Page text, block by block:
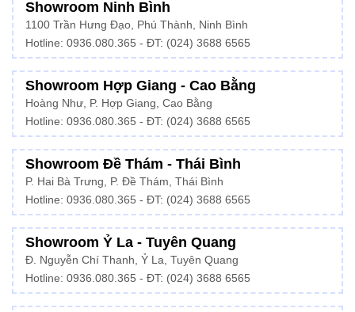
Showroom Ninh Bình
1100 Trần Hưng Đạo, Phú Thành, Ninh Bình
Hotline: 0936.080.365 - ĐT: (024) 3688 6565
Showroom Hợp Giang - Cao Bằng
Hoàng Như, P. Hợp Giang, Cao Bằng
Hotline: 0936.080.365 - ĐT: (024) 3688 6565
Showroom Đề Thám - Thái Bình
P. Hai Bà Trưng, P. Đề Thám, Thái Bình
Hotline: 0936.080.365 - ĐT: (024) 3688 6565
Showroom Ỷ La - Tuyên Quang
Đ. Nguyễn Chí Thanh, Ỷ La, Tuyên Quang
Hotline: 0936.080.365 - ĐT: (024) 3688 6565